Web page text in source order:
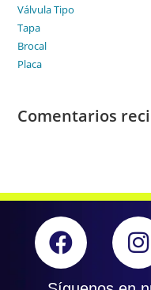
Válvula Tipo
Tapa
Brocal
Placa
Comentarios